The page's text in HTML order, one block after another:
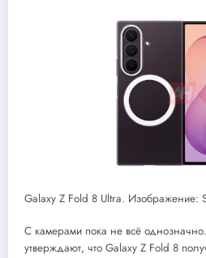
Galaxy Z Fold 8 Ultra. Изображение:
С камерами пока не всё
утверждают, что Galaxy Z Fold 8